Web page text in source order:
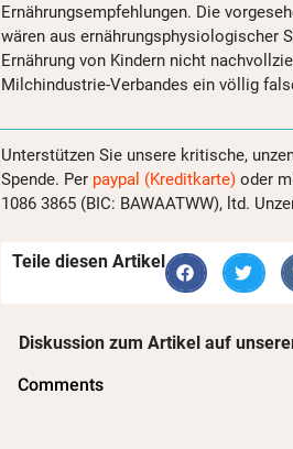
Ernährungsempfehlungen. Die
wären aus ernährungsphysiologischer
Ernährung von Kindern nicht
Milchindustrie-Verbandes ein völlig
Unterstützen Sie unsere kritische,
Spende. Per paypal (Kreditkarte) oder
1086 3865 (BIC: BAWAATWW), ltd.
Teile diesen Artikel
Diskussion zum Artikel auf